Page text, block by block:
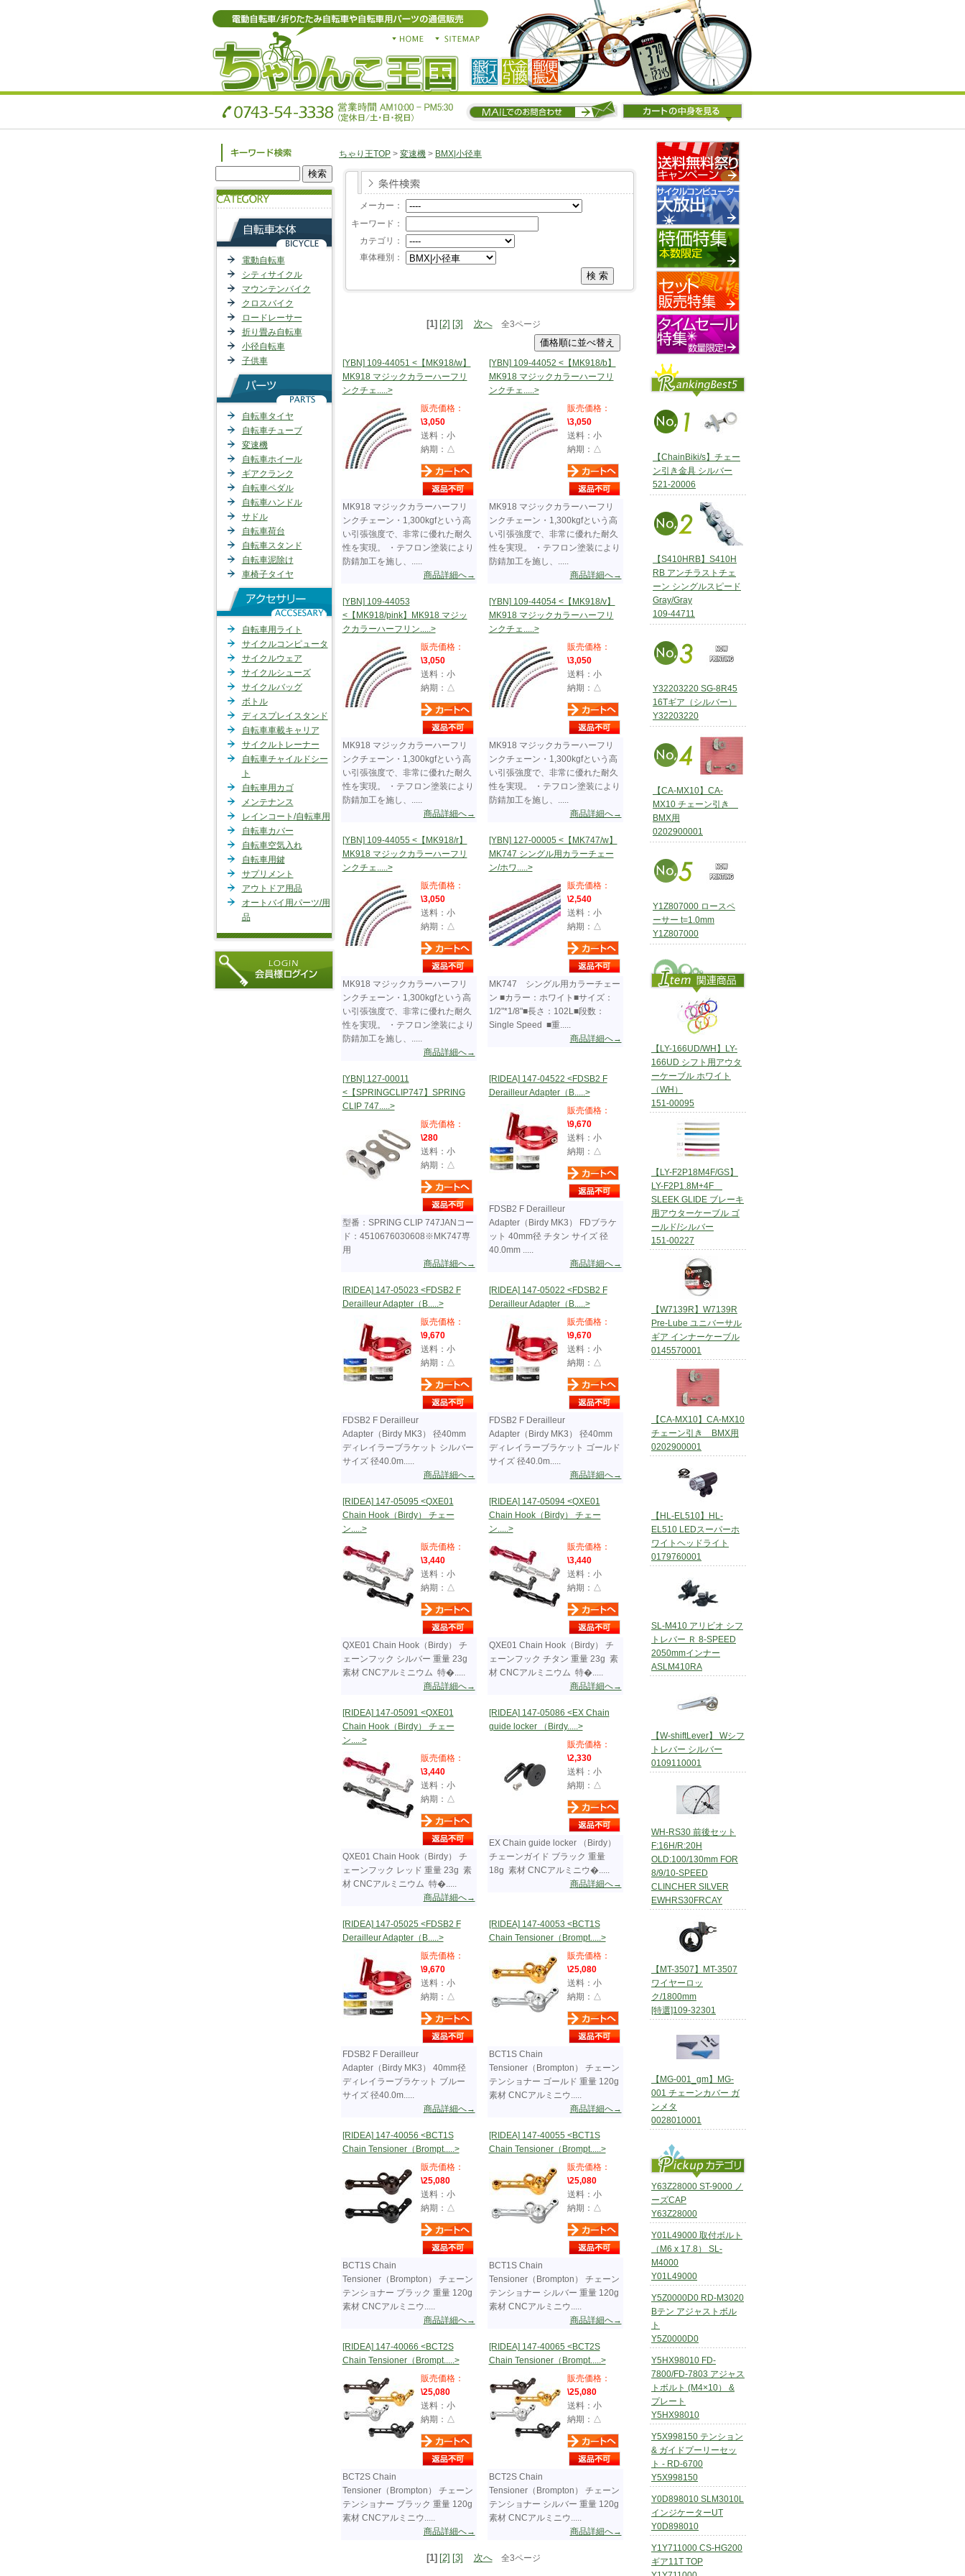
電動自転車
シティサイクル
マウンテンバイク
クロスバイク
ロードレーサー
折り畳み自転車
小径自転車
子供車
自転車タイヤ
自転車チューブ
変速機
自転車ホイール
ギアクランク
自転車ペダル
自転車ハンドル
サドル
自転車荷台
自転車スタンド
自転車泥除け
車椅子タイヤ
自転車用ライト
サイクルコンピュータ
サイクルウェア
サイクルシューズ
サイクルバッグ
ボトル
ディスプレイスタンド
自転車車載キャリア
サイクルトレーナー
自転車チャイルドシー
ト
自転車用カゴ
メンテナンス
レインコート/自転車用
自転車カバー
自転車空気入れ
自転車用鍵
サプリメント
アウトドア用品
オートバイ用パーツ/用
品
ちゃり王TOP > 変速機 > BMX|小径車
メーカー：
キーワード：
カテゴリ：
車体種別：
[1] [2] [3] 次へ全3ページ
[YBN] 109-44051 <【MK918/w】
MK918 マジックカラーハーフリ
ンクチェ.....>
販売価格：
\3,050
送料：小
納期：△
MK918 マジックカラーハーフリ
ンクチェーン・1,300kgfという高
い引張強度で、非常に優れた耐久
性を実現。 ・テフロン塗装により
防錆加工を施し、.....
商品詳細へ→
[YBN] 109-44052 <【MK918/b】
MK918 マジックカラーハーフリ
ンクチェ.....>
販売価格：
\3,050
送料：小
納期：△
MK918 マジックカラーハーフリ
ンクチェーン・1,300kgfという高
い引張強度で、非常に優れた耐久
性を実現。 ・テフロン塗装により
防錆加工を施し、.....
商品詳細へ→
[YBN] 109-44053
<【MK918/pink】MK918 マジッ
クカラーハーフリン.....>
販売価格：
\3,050
送料：小
納期：△
MK918 マジックカラーハーフリ
ンクチェーン・1,300kgfという高
い引張強度で、非常に優れた耐久
性を実現。 ・テフロン塗装により
防錆加工を施し、.....
商品詳細へ→
[YBN] 109-44054 <【MK918/v】
MK918 マジックカラーハーフリ
ンクチェ.....>
販売価格：
\3,050
送料：小
納期：△
MK918 マジックカラーハーフリ
ンクチェーン・1,300kgfという高
い引張強度で、非常に優れた耐久
性を実現。 ・テフロン塗装により
防錆加工を施し、.....
商品詳細へ→
[YBN] 109-44055 <【MK918/r】
MK918 マジックカラーハーフリ
ンクチェ.....>
販売価格：
\3,050
送料：小
納期：△
MK918 マジックカラーハーフリ
ンクチェーン・1,300kgfという高
い引張強度で、非常に優れた耐久
性を実現。 ・テフロン塗装により
防錆加工を施し、.....
商品詳細へ→
[YBN] 127-00005 <【MK747/w】
MK747 シングル用カラーチェー
ン/ホワ.....>
販売価格：
\2,540
送料：小
納期：△
MK747 シングル用カラーチェー
ン ■カラー：ホワイト■サイズ：
1/2"*1/8"■長さ：102L■段数：
Single Speed ■重.....
商品詳細へ→
[YBN] 127-00011
<【SPRINGCLIP747】SPRING
CLIP 747.....>
販売価格：
\280
送料：小
納期：△
型番：SPRING CLIP 747JANコー
ド：4510676030608※MK747専
用
商品詳細へ→
[RIDEA] 147-04522 <FDSB2 F
Derailleur Adapter（B.....>
販売価格：
\9,670
送料：小
納期：△
FDSB2 F Derailleur
Adapter（Birdy MK3） FDブラケ
ット 40mm径 チタン サイズ 径
40.0mm .....
商品詳細へ→
[RIDEA] 147-05023 <FDSB2 F
Derailleur Adapter（B.....>
販売価格：
\9,670
送料：小
納期：△
FDSB2 F Derailleur
Adapter（Birdy MK3） 径40mm
ディレイラーブラケット シルバー
サイズ 径40.0m.....
商品詳細へ→
[RIDEA] 147-05022 <FDSB2 F
Derailleur Adapter（B.....>
販売価格：
\9,670
送料：小
納期：△
FDSB2 F Derailleur
Adapter（Birdy MK3） 径40mm
ディレイラーブラケット ゴールド
サイズ 径40.0m.....
商品詳細へ→
[RIDEA] 147-05095 <QXE01
Chain Hook（Birdy） チェー
ン.....>
販売価格：
\3,440
送料：小
納期：△
QXE01 Chain Hook（Birdy） チ
ェーンフック シルバー 重量 23g
素材 CNCアルミニウム 特�.....
商品詳細へ→
[RIDEA] 147-05094 <QXE01
Chain Hook（Birdy） チェー
ン.....>
販売価格：
\3,440
送料：小
納期：△
QXE01 Chain Hook（Birdy） チ
ェーンフック チタン 重量 23g 素
材 CNCアルミニウム 特�.....
商品詳細へ→
[RIDEA] 147-05091 <QXE01
Chain Hook（Birdy） チェー
ン.....>
販売価格：
\3,440
送料：小
納期：△
QXE01 Chain Hook（Birdy） チ
ェーンフック レッド 重量 23g 素
材 CNCアルミニウム 特�.....
商品詳細へ→
[RIDEA] 147-05086 <EX Chain
guide locker （Birdy.....>
販売価格：
\2,330
送料：小
納期：△
EX Chain guide locker （Birdy）
チェーンガイド ブラック 重量
18g 素材 CNCアルミニウ�.....
商品詳細へ→
[RIDEA] 147-05025 <FDSB2 F
Derailleur Adapter（B.....>
販売価格：
\9,670
送料：小
納期：△
FDSB2 F Derailleur
Adapter（Birdy MK3） 40mm径
ディレイラーブラケット ブルー
サイズ 径40.0m.....
商品詳細へ→
[RIDEA] 147-40053 <BCT1S
Chain Tensioner（Brompt.....>
販売価格：
\25,080
送料：小
納期：△
BCT1S Chain
Tensioner（Brompton） チェーン
テンショナー ゴールド 重量 120g
素材 CNCアルミニウ.....
商品詳細へ→
[RIDEA] 147-40056 <BCT1S
Chain Tensioner（Brompt.....>
販売価格：
\25,080
送料：小
納期：△
BCT1S Chain
Tensioner（Brompton） チェーン
テンショナー ブラック 重量 120g
素材 CNCアルミニウ.....
商品詳細へ→
[RIDEA] 147-40055 <BCT1S
Chain Tensioner（Brompt.....>
販売価格：
\25,080
送料：小
納期：△
BCT1S Chain
Tensioner（Brompton） チェーン
テンショナー シルバー 重量 120g
素材 CNCアルミニウ.....
商品詳細へ→
[RIDEA] 147-40066 <BCT2S
Chain Tensioner（Brompt.....>
販売価格：
\25,080
送料：小
納期：△
BCT2S Chain
Tensioner（Brompton） チェーン
テンショナー ブラック 重量 120g
素材 CNCアルミニウ.....
商品詳細へ→
[RIDEA] 147-40065 <BCT2S
Chain Tensioner（Brompt.....>
販売価格：
\25,080
送料：小
納期：△
BCT2S Chain
Tensioner（Brompton） チェーン
テンショナー シルバー 重量 120g
素材 CNCアルミニウ.....
商品詳細へ→
[1] [2] [3] 次へ全3ページ
【ChainBiki/s】チェー
ン引き金具 シルバー
521-20006
【S410HRB】S410H
RB アンチラストチェ
ーン シングルスピード
Gray/Gray
109-44711
Y32203220 SG-8R45
16Tギア（シルバー）
Y32203220
【CA-MX10】CA-
MX10 チェーン引き
BMX用
0202900001
Y1Z807000 ロースペ
ーサー t=1.0mm
Y1Z807000
【LY-166UD/WH】LY-
166UD シフト用アウタ
ーケーブル ホワイト
（WH）
151-00095
【LY-F2P18M4F/GS】
LY-F2P1.8M+4F
SLEEK GLIDE ブレーキ
用アウターケーブル ゴ
ールド/シルバー
151-00227
【W7139R】W7139R
Pre-Lube ユニバーサル
ギア インナーケーブル
0145570001
【CA-MX10】CA-MX10
チェーン引き BMX用
0202900001
【HL-EL510】HL-
EL510 LEDスーパーホ
ワイトヘッドライト
0179760001
SL-M410 アリビオ シフ
トレバー Ｒ 8-SPEED
2050mmインナー
ASLM410RA
【W-shiftLever】 Wシフ
トレバー シルバー
0109110001
WH-RS30 前後セット
F:16H/R:20H
OLD:100/130mm FOR
8/9/10-SPEED
CLINCHER SILVER
EWHRS30FRCAY
【MT-3507】MT-3507
ワイヤーロッ
ク/1800mm
[特選]109-32301
【MG-001_gm】MG-
001 チェーンカバー ガ
ンメタ
0028010001
Y63Z28000 ST-9000 ノ
ーズCAP
Y63Z28000
Y01L49000 取付ボルト
（M6 x 17.8） SL-
M4000
Y01L49000
Y5Z0000D0 RD-M3020
Bテン アジャストボル
ト
Y5Z0000D0
Y5HX98010 FD-
7800/FD-7803 アジャス
トボルト (M4×10） &
プレート
Y5HX98010
Y5X998150 テンション
& ガイドプーリーセッ
ト - RD-6700
Y5X998150
Y0D898010 SLM3010L
インジケーターUT
Y0D898010
Y1Y711000 CS-HG200
ギア11T TOP